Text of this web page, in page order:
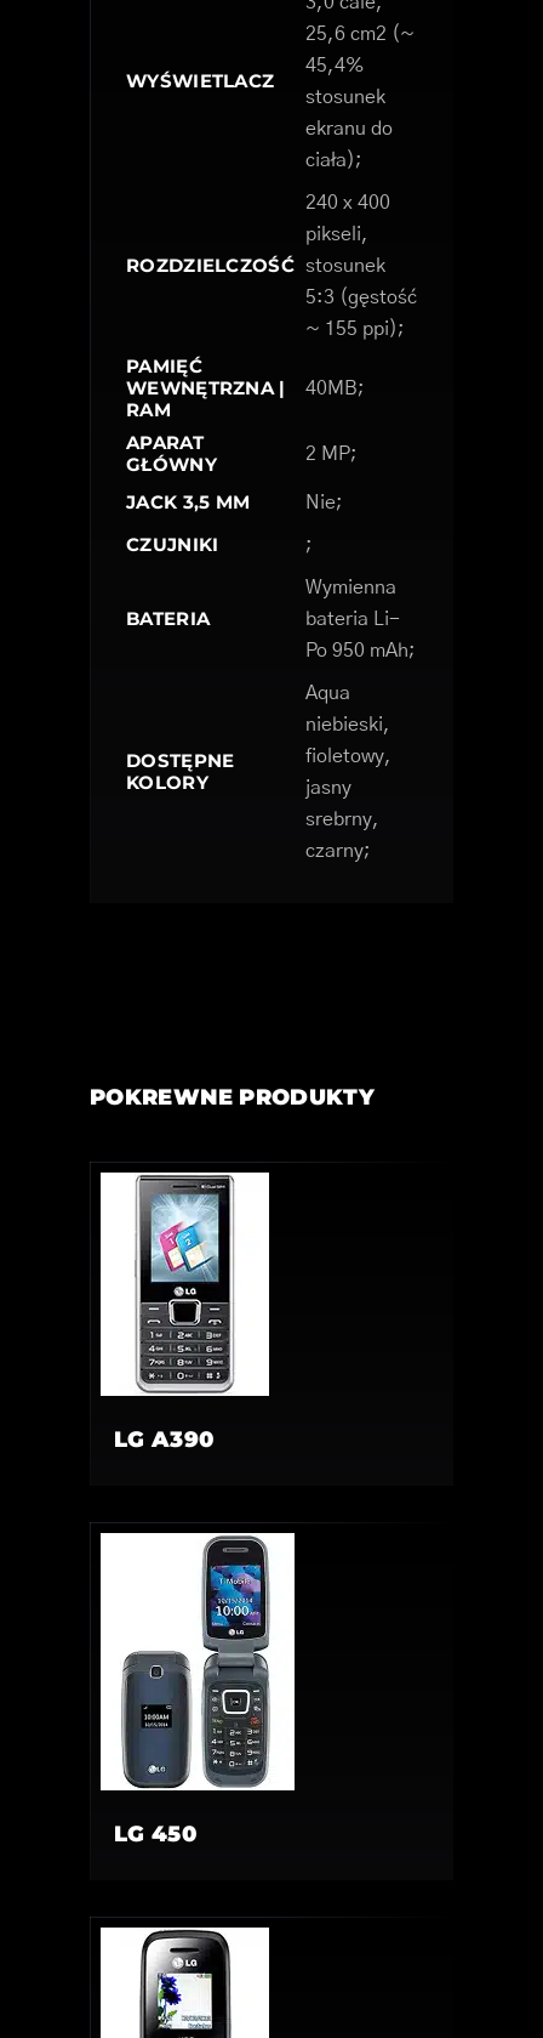
WYŚWIETLACZ
25,6 cm2 (~
45,4%
stosunek
ekranu do
ciała);
ROZDZIELCZOŚĆ
240 x 400
pikseli,
stosunek
5:3 (gęstość
~ 155 ppi);
PAMIĘĆ
WEWNĘTRZNA |
RAM
40MB;
APARAT
GŁÓWNY
2 MP;
JACK 3,5 MM Nie;
CZUJNIKI ;
BATERIA
Wymienna
bateria Li-
Po 950 mAh;
DOSTĘPNE
KOLORY
Aqua
niebieski,
fioletowy,
jasny
srebrny,
czarny;
POKREWNE PRODUKTY
LG A390
LG 450